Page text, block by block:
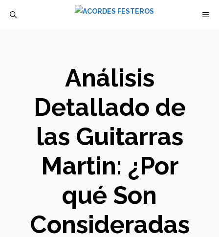
Análisis
Detallado de
las Guitarras
Martin: ¿Por
qué Son
Consideradas